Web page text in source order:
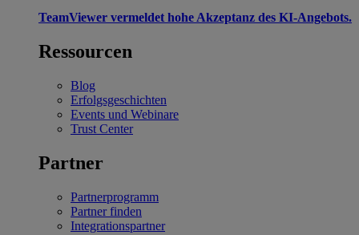
TeamViewer vermeldet hohe Akzeptanz des KI-Angebots.
Ressourcen
Blog
Erfolgsgeschichten
Events und Webinare
Trust Center
Partner
Partnerprogramm
Partner finden
Integrationspartner